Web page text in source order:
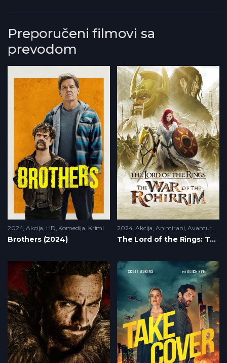
Preporučeni filmovi sa
prevodom
2024 Akcija, HD, Komedija, Krimi
Brothers (2024)
2024 Akcija, Animirani,Avantura
The Lord of the Rings: The War of the Rohirrim (2024)